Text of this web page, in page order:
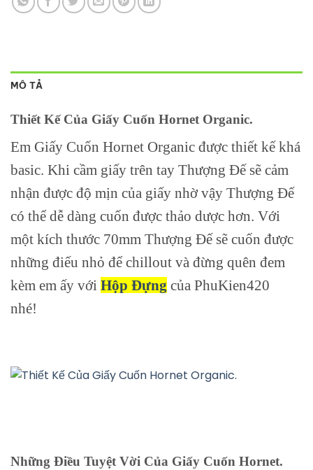
MÔ TẢ
Thiết Kế Của Giấy Cuốn Hornet Organic.
Em Giấy Cuốn Hornet Organic được thiết kế khá
basic. Khi cầm giấy trên tay Thượng Đế sẽ cảm
nhận được độ mịn của giấy nhờ vậy Thượng Đế
có thể dễ dàng cuốn được thảo dược hơn. Với
một kích thước 70mm Thượng Đế sẽ cuốn được
những điếu nhỏ để chillout và đừng quên đem
kèm em ấy với Hộp Đựng của PhuKien420
nhé!
Những Điều Tuyệt Vời Của Giấy Cuốn Hornet.